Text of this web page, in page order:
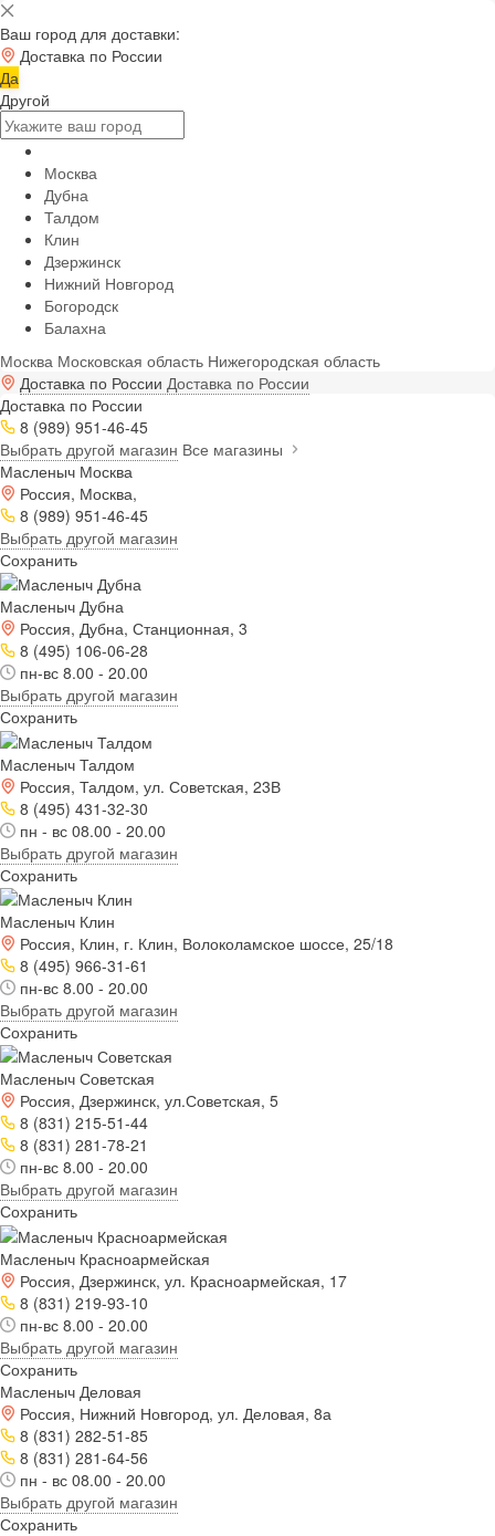
Ваш город для доставки:
Доставка по России
Да
Другой
Москва
Дубна
Талдом
Клин
Дзержинск
Нижний Новгород
Богородск
Балахна
Москва Московская область Нижегородская область
Доставка по России Доставка по России
Доставка по России
8 (989) 951-46-45
Выбрать другой магазин Все магазины
Масленыч Москва
Россия, Москва,
8 (989) 951-46-45
Выбрать другой магазин
Сохранить
Масленыч Дубна
Россия, Дубна, Станционная, 3
8 (495) 106-06-28
пн-вс 8.00 - 20.00
Выбрать другой магазин
Сохранить
Масленыч Талдом
Россия, Талдом, ул. Советская, 23В
8 (495) 431-32-30
пн - вс 08.00 - 20.00
Выбрать другой магазин
Сохранить
Масленыч Клин
Россия, Клин, г. Клин, Волоколамское шоссе, 25/18
8 (495) 966-31-61
пн-вс 8.00 - 20.00
Выбрать другой магазин
Сохранить
Масленыч Советская
Россия, Дзержинск, ул.Советская, 5
8 (831) 215-51-44
8 (831) 281-78-21
пн-вс 8.00 - 20.00
Выбрать другой магазин
Сохранить
Масленыч Красноармейская
Россия, Дзержинск, ул. Красноармейская, 17
8 (831) 219-93-10
пн-вс 8.00 - 20.00
Выбрать другой магазин
Сохранить
Масленыч Деловая
Россия, Нижний Новгород, ул. Деловая, 8а
8 (831) 282-51-85
8 (831) 281-64-56
пн - вс 08.00 - 20.00
Выбрать другой магазин
Сохранить